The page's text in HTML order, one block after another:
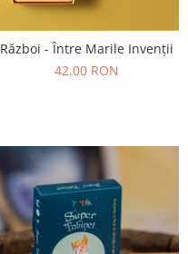
Război - Între Marile Invenții
42,00 RON